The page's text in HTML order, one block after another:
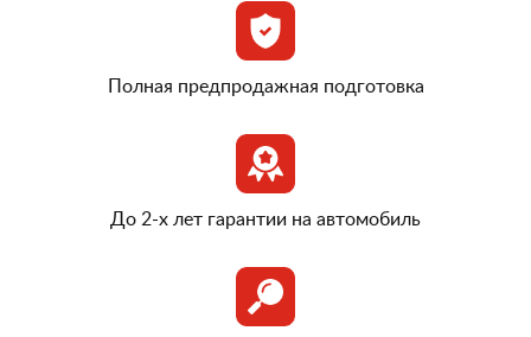
Полная предпродажная подготовка
До 2-х лет гарантии на автомобиль